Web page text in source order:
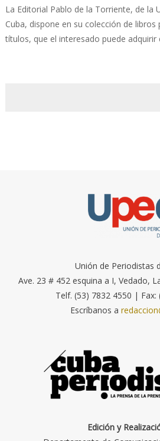
La Editorial Pablo de la Torriente, de la
Cuba, dispone en su colección de libros
títulos, que el interesado puede adquirir
Unión de Periodistas
Ave. 23 # 452 esquina a I, Vedado,
Telf. (53) 7832 4550 | Fax:
Escríbanos a
Edición y